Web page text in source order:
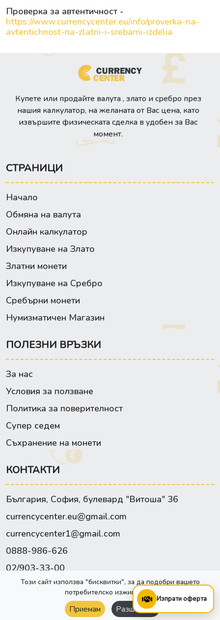
Проверка за автентичност -
https://www.currencycenter.eu/info/proverka-na-
avtentichnost-na-zlatni-i-srebarni-izdelia
Купете или продайте валута , злато и сребро през
нашия калкулатор, на желаната от Вас цена, като
извършите физическата сделка в удобен за Вас
момент.
СТРАНИЦИ
Начало
Обмяна на валута
Онлайн калкулатор
Изкупуване на Злато
Златни монети
Изкупуване на Сребро
Сребърни монети
Нумизматичен Магазин
ПОЛЕЗНИ ВРЪЗКИ
За нас
Условия за ползване
Политика за поверителност
Супер седем
Съхранение на монети
КОНТАКТИ
България, София, булевард "Витоша" 36
currencycenter.eu@gmail.com
currencycenter1@gmail.com
0888-986-626
02/903-33-00
Facebook
Сайта е изработен от:Webixty©
Изпрати оферта
Този сайт използва "бисквитки", за да подобри вашето
потребителско изживяване.
Приемам Разширени